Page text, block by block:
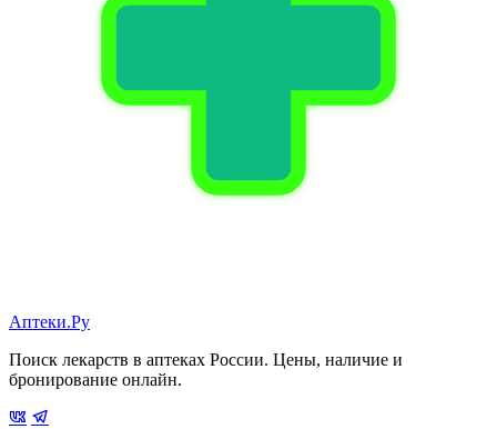
Аптеки.Ру
Поиск лекарств в аптеках России. Цены, наличие и
бронирование онлайн.